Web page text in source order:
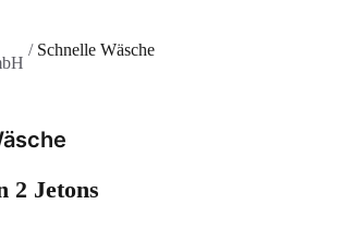
/ Schnelle Wäsche
2 Jetons